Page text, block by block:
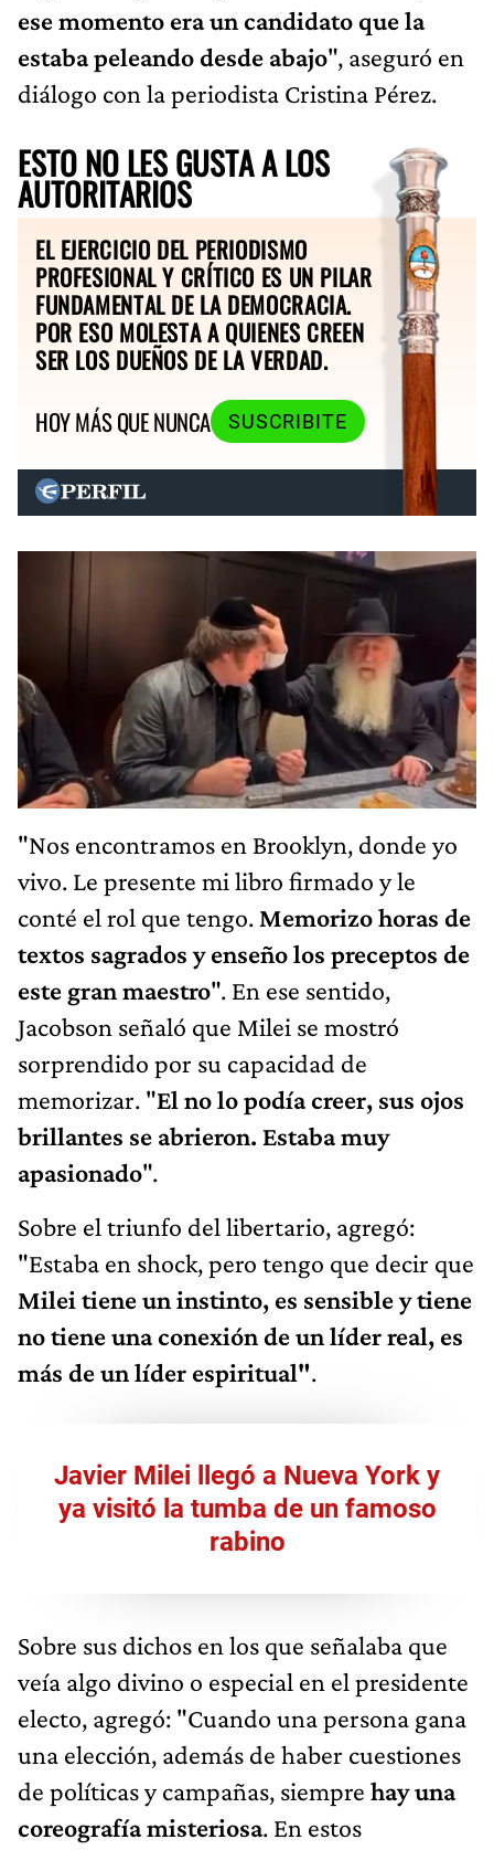
ese momento era un candidato que la
estaba peleando desde abajo", aseguró en
diálogo con la periodista Cristina Pérez.
ESTO NO LES GUSTA A LOS
AUTORITARIOS
EL EJERCICIO DEL PERIODISMO
PROFESIONAL Y CRÍTICO ES UN PILAR
FUNDAMENTAL DE LA DEMOCRACIA.
POR ESO MOLESTA A QUIENES CREEN
SER LOS DUEÑOS DE LA VERDAD.
HOY MÁS QUE NUNCA
SUSCRIBITE
"Nos encontramos en Brooklyn, donde yo
vivo. Le presente mi libro firmado y le
conté el rol que tengo. Memorizo horas de
textos sagrados y enseño los preceptos de
este gran maestro". En ese sentido,
Jacobson señaló que Milei se mostró
sorprendido por su capacidad de
memorizar. "El no lo podía creer, sus ojos
brillantes se abrieron. Estaba muy
apasionado".
Sobre el triunfo del libertario, agregó:
"Estaba en shock, pero tengo que decir que
Milei tiene un instinto, es sensible y tiene
no tiene una conexión de un líder real, es
más de un líder espiritual".
Javier Milei llegó a Nueva York y
ya visitó la tumba de un famoso
rabino
Sobre sus dichos en los que señalaba que
veía algo divino o especial en el presidente
electo, agregó: "Cuando una persona gana
una elección, además de haber cuestiones
de políticas y campañas, siempre hay una
coreografía misteriosa. En estos